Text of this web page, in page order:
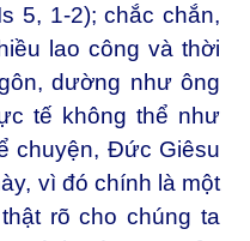
5, 1-2); chắc chắn,
lao công và thời
dường như ông
tế không thể như
chuyện, Đức Giêsu
vì đó chính là một
rõ cho chúng ta